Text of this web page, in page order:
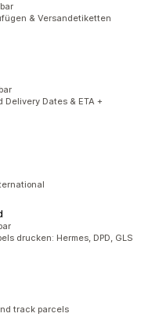
& Versandetiketten
Dates & ETA +
drucken: Hermes, DPD, GLS
track parcels